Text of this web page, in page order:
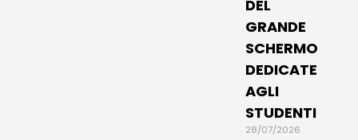
DEL
GRANDE
SCHERMO
DEDICATE
AGLI
STUDENTI
28/07/2026